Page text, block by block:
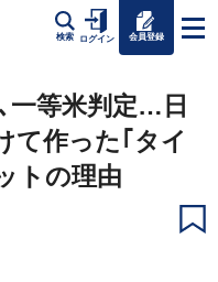
検索 ログイン 会員登録
一等米判定…日
て作った｢タイ
トの理由